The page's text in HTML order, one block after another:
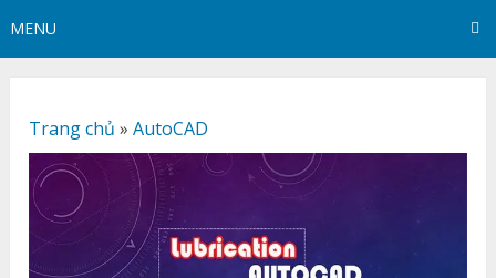
MENU
Trang chủ »AutoCAD